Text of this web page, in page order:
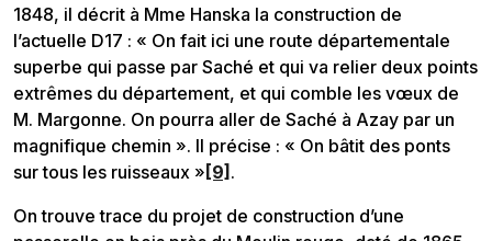
1848, il décrit à Mme Hanska la construction de
l’actuelle D17 : « On fait ici une route départementale
superbe qui passe par Saché et qui va relier deux points
extrêmes du département, et qui comble les vœux de
M. Margonne. On pourra aller de Saché à Azay par un
magnifique chemin ». Il précise : « On bâtit des ponts
sur tous les ruisseaux » [9] .
On trouve trace du projet de construction d’une